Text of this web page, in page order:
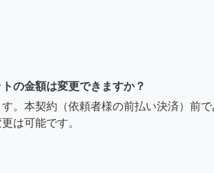
の金額は変更できますか？
す。本契約（依頼者様の前払い決済）前
は可能です。